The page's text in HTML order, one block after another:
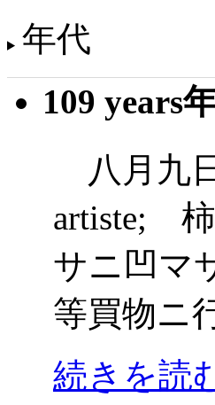
年代
109 years
八月九
artiste;
サニ凹マ
等買物ニ
続きを読